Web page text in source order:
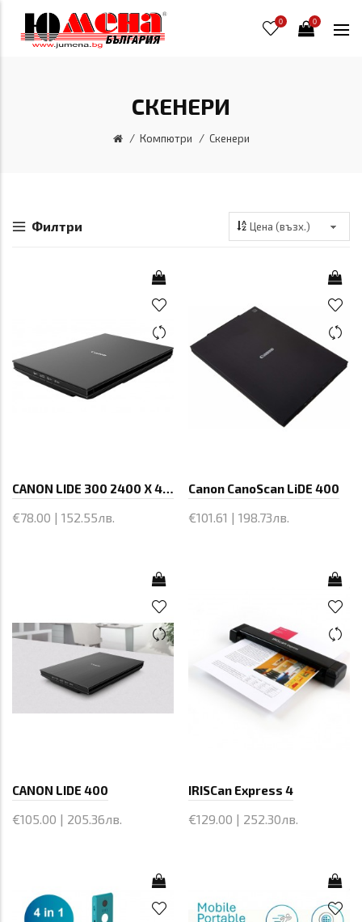
0 0
СКЕНЕРИ
Компютри Скенери
Филтри
CANON LIDE 300 2400 X 4800
€78.00 | 152.55лв.
Canon CanoScan LiDE 400
€101.61 | 198.73лв.
CANON LIDE 400
€105.00 | 205.36лв.
IRISCan Express 4
€129.00 | 252.30лв.